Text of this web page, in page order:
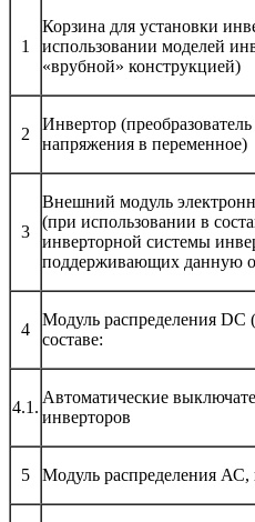
1
Корзина для установки
использовании моделей
«врубной» конструкцией)
2
Инвертор
напряжения в переменное)
3
Внешний модуль
(при использовании в
инверторной системы
поддерживающих данную
4
Модуль распределения DC
составе:
4.1.
Автоматические
инверторов
5 Модуль распределения АС,